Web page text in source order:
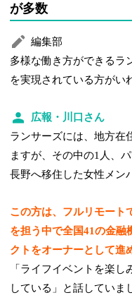
が多数
編集部
多様な働き方ができるラ
を実現されている方がい
広報・川口さん
ランサーズには、地方在
ますが、その中の1人、
長野へ移住した女性メン
この方は、フルリモート
を担う中で全国41の金融
クトをオーナーとして進
「ライフイベントを楽
している」と話していま